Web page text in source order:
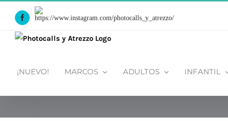
contenido
Facebook
Https://www.instagram.com/photocalls_y_atrezzo/
¡NUEVO! MARCOS ADULTOS INFANTIL